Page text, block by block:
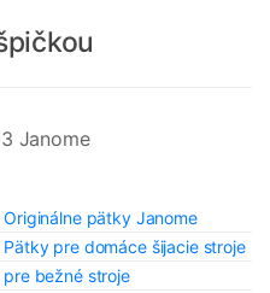
Janome
Originálne pätky Janome
Pätky pre domáce šijacie stroje
pre bežné stroje